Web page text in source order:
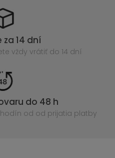
14 dní
vždy vrátiť do 14 dní
do 48 h
od od prijatia platby